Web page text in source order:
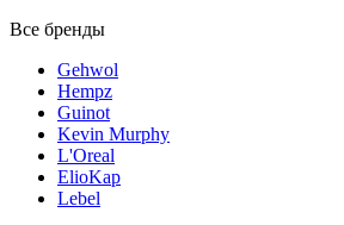
Все бренды
Gehwol
Hempz
Guinot
Kevin Murphy
L'Oreal
ElioKap
Lebel